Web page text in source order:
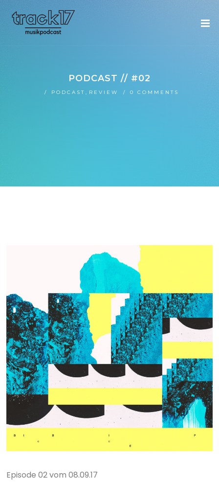
PODCAST // #02
PODCAST , REVIEW 0 COMMENTS
Episode 02 vom 08.09.17